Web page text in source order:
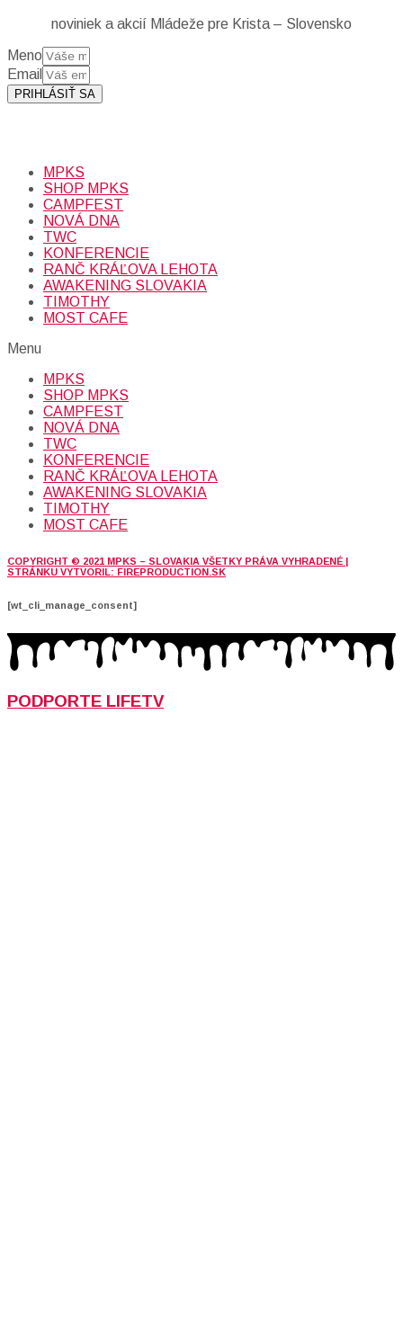
noviniek a akcií Mládeže pre Krista – Slovensko
Meno
Email
PRIHLÁSIŤ SA
MPKS
SHOP MPKS
CAMPFEST
NOVÁ DNA
TWC
KONFERENCIE
RANČ KRÁĽOVA LEHOTA
AWAKENING SLOVAKIA
TIMOTHY
MOST CAFE
Menu
MPKS
SHOP MPKS
CAMPFEST
NOVÁ DNA
TWC
KONFERENCIE
RANČ KRÁĽOVA LEHOTA
AWAKENING SLOVAKIA
TIMOTHY
MOST CAFE
COPYRIGHT © 2021 MPKS – SLOVAKIA VŠETKY PRÁVA VYHRADENÉ |
STRÁNKU VYTVORIL: FIREPRODUCTION.SK
[wt_cli_manage_consent]
PODPORTE LIFETV